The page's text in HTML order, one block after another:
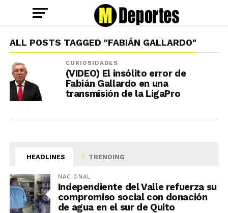
ALL POSTS TAGGED "FABIÁN GALLARDO"
CURIOSIDADES
(VIDEO) El insólito error de
Fabián Gallardo en una
transmisión de la LigaPro
HEADLINES TRENDING
NACIONAL
Independiente del Valle refuerza su
compromiso social con donación
de agua en el sur de Quito